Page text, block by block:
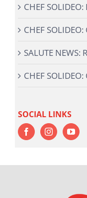
CHEF SOLIDEO:
CHEF
SALUTE NEWS:
CHEF
SOCIAL LINKS